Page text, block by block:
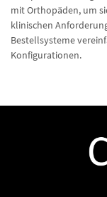
mit Orthopäden, um
klinischen
Bestellsysteme
Konfigurationen.